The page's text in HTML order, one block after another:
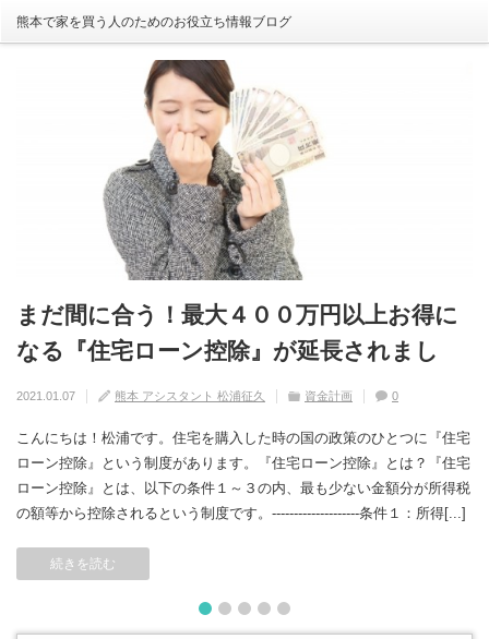
熊本で家を買う人のためのお役立ち情報ブログ
まだ間に合う！最大４００万円以上お得に
なる『住宅ローン控除』が延長されまし
た！
2021.01.07 熊本 アシスタント 松浦征久 資金計画 0
こんにちは！松浦です。住宅を購入した時の国の政策のひとつに『住宅
ローン控除』という制度があります。『住宅ローン控除』とは？『住宅
ローン控除』とは、以下の条件１～３の内、最も少ない金額分が所得税
の額等から控除されるという制度です。--------------------条件１：所得[...]
続きを読む
自分の家がいわゆる『欠陥住宅』ならない
ように気を付けるためには？
2020.09.17 熊本 アシスタント 松浦征久 住宅の豆知識 家づくり
建売住宅と注文住宅の寿命は違う！？
2020.08.29 熊本 アシスタント 松浦征久 住宅の豆知識 家づくり
住宅の中でも熱中症にかかる！？原因や対
策は？
2020.08.27
熊本 アシスタント 松浦征久
【火災保険】万が一の災害や事故の時にど
こまで補償されるの？
2020.07.11 熊本 アシスタント 松浦征久 住宅の豆知識
家づくり
1 2 3 4